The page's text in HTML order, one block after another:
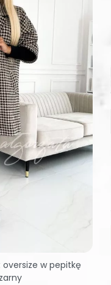
oversize w pepitkę